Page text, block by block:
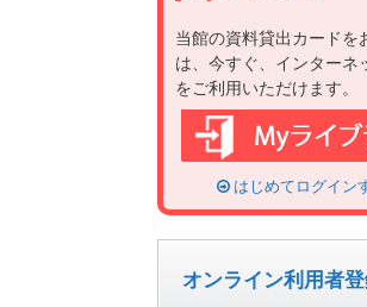
当館の資料貸出カードを
は、今すぐ、インターネ
をご利用いただけます。
はじめてログイン
オンライン利用者